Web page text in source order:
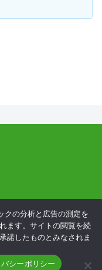
ちら
クの分析と広告の測定を
ます。サイトの閲覧を続
諾したものとみなされま
シーポリシー